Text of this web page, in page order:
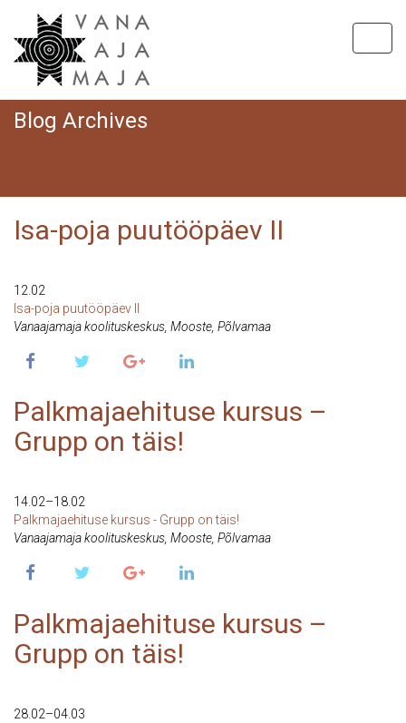
Blog Archives
Isa-poja puutööpäev II
12.02
Isa-poja puutööpäev II
Vanaajamaja koolituskeskus, Mooste, Põlvamaa
Palkmajaehituse kursus –
Grupp on täis!
14.02–18.02
Palkmajaehituse kursus - Grupp on täis!
Vanaajamaja koolituskeskus, Mooste, Põlvamaa
Palkmajaehituse kursus –
Grupp on täis!
28.02–04.03